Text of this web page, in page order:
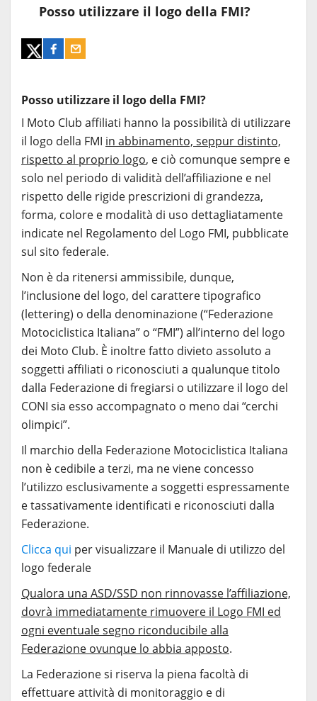
Posso utilizzare il logo della FMI?
Posso utilizzare il logo della FMI?
I Moto Club affiliati hanno la possibilità di utilizzare
il logo della FMI in abbinamento, seppur distinto,
rispetto al proprio logo, e ciò comunque sempre e
solo nel periodo di validità dell’affiliazione e nel
rispetto delle rigide prescrizioni di grandezza,
forma, colore e modalità di uso dettagliatamente
indicate nel Regolamento del Logo FMI, pubblicate
sul sito federale.
Non è da ritenersi ammissibile, dunque,
l’inclusione del logo, del carattere tipografico
(lettering) o della denominazione (“Federazione
Motociclistica Italiana” o “FMI”) all’interno del logo
dei Moto Club. È inoltre fatto divieto assoluto a
soggetti affiliati o riconosciuti a qualunque titolo
dalla Federazione di fregiarsi o utilizzare il logo del
CONI sia esso accompagnato o meno dai “cerchi
olimpici”.
Il marchio della Federazione Motociclistica Italiana
non è cedibile a terzi, ma ne viene concesso
l’utilizzo esclusivamente a soggetti espressamente
e tassativamente identificati e riconosciuti dalla
Federazione.
Clicca qui per visualizzare il Manuale di utilizzo del
logo federale
Qualora una ASD/SSD non rinnovasse l’affiliazione,
dovrà immediatamente rimuovere il Logo FMI ed
ogni eventuale segno riconducibile alla
Federazione ovunque lo abbia apposto.
La Federazione si riserva la piena facoltà di
effettuare attività di monitoraggio e di